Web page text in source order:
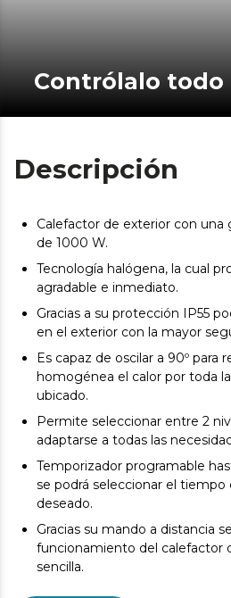
Contrólalo
Descripción
Calefactor de exterior con una
de 1000 W.
Tecnología halógena, la cual
agradable e inmediato.
Gracias a su protección IP55
en el exterior con la mayor
Es capaz de oscilar a 90º para
homogénea el calor por toda
ubicado.
Permite seleccionar entre 2
adaptarse a todas las
Temporizador programable
se podrá seleccionar el
deseado.
Gracias su mando a distancia
funcionamiento del calefactor
sencilla.
Posee un triple sistema de